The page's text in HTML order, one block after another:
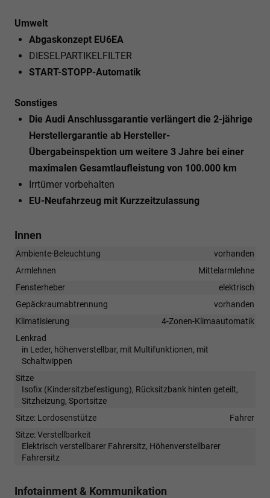
Umwelt
Abgaskonzept EU6EA
DIESELPARTIKELFILTER
START-STOPP-Automatik
Sonstiges
Die Audi Anschlussgarantie verlängert die 2-jährige
Herstellergarantie ab Hersteller-
Übergabeinspektion um weitere 3 Jahre bei einer
maximalen Gesamtlaufleistung von 100.000 km
Irrtümer vorbehalten
EU-Neufahrzeug mit Kurzzeitzulassung
Innen
Ambiente-Beleuchtung
vorhanden
Armlehnen
Mittelarmlehne
Fensterheber
elektrisch
Gepäckraumabtrennung
vorhanden
Klimatisierung
4-Zonen-Klimaautomatik
Lenkrad
in Leder, höhenverstellbar, mit Multifunktionen, mit
Schaltwippen
Sitze
Isofix (Kindersitzbefestigung), Rücksitzbank hinten geteilt,
Sitzheizung, Sportsitze
Sitze: Lordosenstütze
Fahrer
Sitze: Verstellbarkeit
Elektrisch verstellbarer Fahrersitz, Höhenverstellbarer
Fahrersitz
Infotainment & Kommunikation